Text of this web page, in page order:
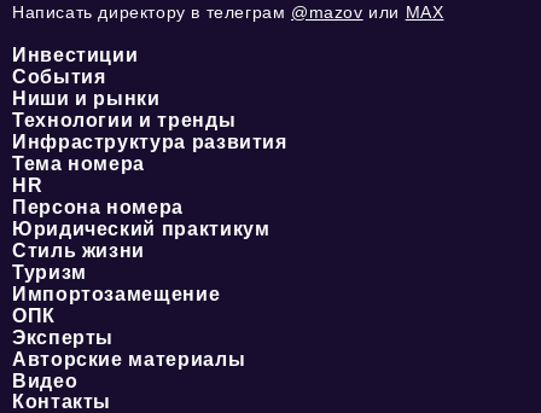
Написать директору в телеграм @mazov или MAX
Инвестиции
События
Ниши и рынки
Технологии и тренды
Инфраструктура развития
Тема номера
HR
Персона номера
Юридический практикум
Стиль жизни
Туризм
Импортозамещение
ОПК
Эксперты
Авторские материалы
Видео
Контакты